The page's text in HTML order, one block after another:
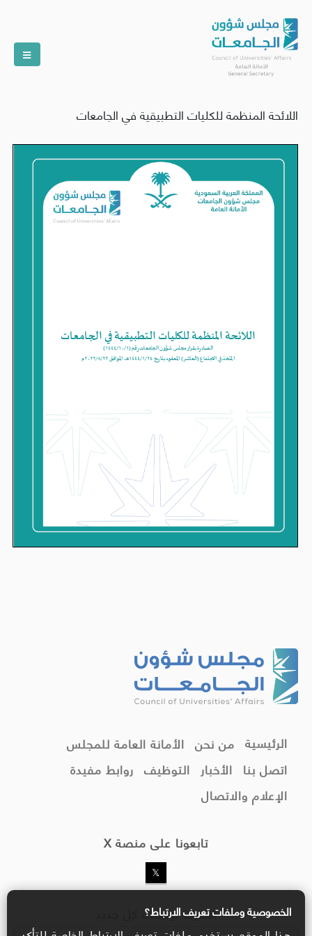
اللائحة المنظمة للكليات التطبيقية في الجامعات
الرئيسية من نحن الأمانة العامة للمجلس
اتصل بنا الأخبار التوظيف روابط مفيدة
الإعلام والاتصال
تابعونا على منصة X
اشترك ليصلك كل جديد
الخصوصية وملفات تعريف الارتباط؟